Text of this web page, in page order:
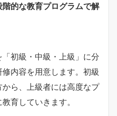
的な教育プログラムで解
初級・中級・上級」に分
内容を用意します。初級
ら、上級者には高度なプ
育していきます。